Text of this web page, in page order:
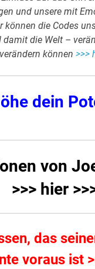
und unsere mit
können die Codes
die Welt –
können >>>
dein
von
>>> hier
das
voraus ist